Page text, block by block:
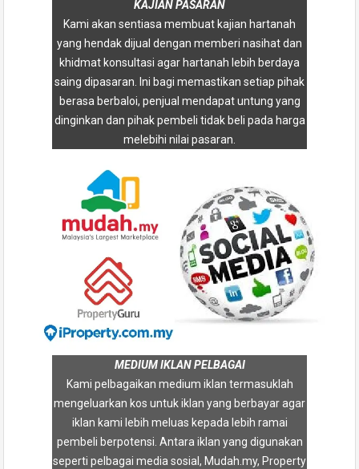
KAJIAN PASARAN
Kami akan sentiasa membuat kajian hartanah
yang hendak dijual dengan memberi nasihat dan
khidmat konsultasi agar hartanah lebih berdaya
saing dipasaran. Ini bagi memastikan setiap pihak
berasa berbaloi, penjual mendapat untung yang
dinginkan dan pihak pembeli tidak beli pada harga
melebihi nilai pasaran.
MEDIUM IKLAN PELBAGAI
Kami pelbagaikan medium iklan termasuklah
mengeluarkan kos untuk iklan yang berbayar agar
iklan kami lebih meluas kepada lebih ramai
pembeli berpotensi. Antara iklan yang digunakan
seperti pelbagai media sosial, Mudah.my, Property